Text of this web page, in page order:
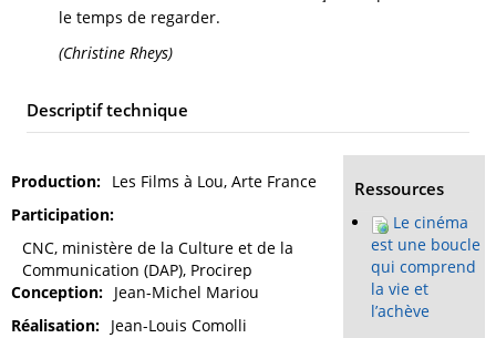
le temps de regarder.
(Christine Rheys)
Descriptif technique
Production
Les Films à Lou, Arte France
Participation
CNC, ministère de la Culture et de la
Communication (DAP), Procirep
Conception
Jean-Michel Mariou
Réalisation
Jean-Louis Comolli
Ressources
Le cinéma
est une boucle
qui comprend
la vie et
l’achève